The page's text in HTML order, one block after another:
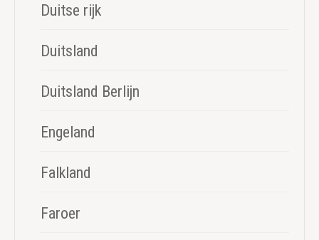
Duitse rijk
Duitsland
Duitsland Berlijn
Engeland
Falkland
Faroer